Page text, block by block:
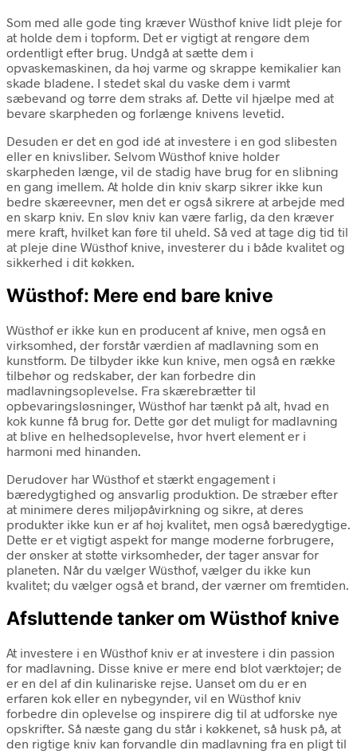
Som med alle gode ting kræver Wüsthof knive lidt pleje for
at holde dem i topform. Det er vigtigt at rengøre dem
ordentligt efter brug. Undgå at sætte dem i
opvaskemaskinen, da høj varme og skrappe kemikalier kan
skade bladene. I stedet skal du vaske dem i varmt
sæbevand og tørre dem straks af. Dette vil hjælpe med at
bevare skarpheden og forlænge knivens levetid.
Desuden er det en god idé at investere i en god slibesten
eller en knivsliber. Selvom Wüsthof knive holder
skarpheden længe, vil de stadig have brug for en slibning
en gang imellem. At holde din kniv skarp sikrer ikke kun
bedre skæreevner, men det er også sikrere at arbejde med
en skarp kniv. En sløv kniv kan være farlig, da den kræver
mere kraft, hvilket kan føre til uheld. Så ved at tage dig tid til
at pleje dine Wüsthof knive, investerer du i både kvalitet og
sikkerhed i dit køkken.
Wüsthof: Mere end bare knive
Wüsthof er ikke kun en producent af knive, men også en
virksomhed, der forstår værdien af madlavning som en
kunstform. De tilbyder ikke kun knive, men også en række
tilbehør og redskaber, der kan forbedre din
madlavningsoplevelse. Fra skærebrætter til
opbevaringsløsninger, Wüsthof har tænkt på alt, hvad en
kok kunne få brug for. Dette gør det muligt for madlavning
at blive en helhedsoplevelse, hvor hvert element er i
harmoni med hinanden.
Derudover har Wüsthof et stærkt engagement i
bæredygtighed og ansvarlig produktion. De stræber efter
at minimere deres miljøpåvirkning og sikre, at deres
produkter ikke kun er af høj kvalitet, men også bæredygtige.
Dette er et vigtigt aspekt for mange moderne forbrugere,
der ønsker at støtte virksomheder, der tager ansvar for
planeten. Når du vælger Wüsthof, vælger du ikke kun
kvalitet; du vælger også et brand, der værner om fremtiden.
Afsluttende tanker om Wüsthof knive
At investere i en Wüsthof kniv er at investere i din passion
for madlavning. Disse knive er mere end blot værktøjer; de
er en del af din kulinariske rejse. Uanset om du er en
erfaren kok eller en nybegynder, vil en Wüsthof kniv
forbedre din oplevelse og inspirere dig til at udforske nye
opskrifter. Så næste gang du står i køkkenet, så husk på, at
den rigtige kniv kan forvandle din madlavning fra en pligt til